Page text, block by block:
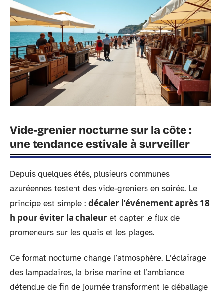
Vide-grenier nocturne sur la côte :
une tendance estivale à surveiller
Depuis quelques étés, plusieurs communes
azuréennes testent des vide-greniers en soirée. Le
principe est simple : décaler l’événement après 18
h pour éviter la chaleur et capter le flux de
promeneurs sur les quais et les plages.
Ce format nocturne change l’atmosphère. L’éclairage
des lampadaires, la brise marine et l’ambiance
détendue de fin de journée transforment le déballage